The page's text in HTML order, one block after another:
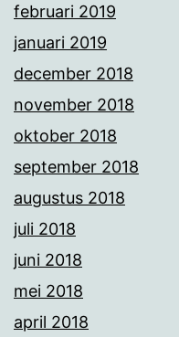
februari 2019
januari 2019
december 2018
november 2018
oktober 2018
september 2018
augustus 2018
juli 2018
juni 2018
mei 2018
april 2018